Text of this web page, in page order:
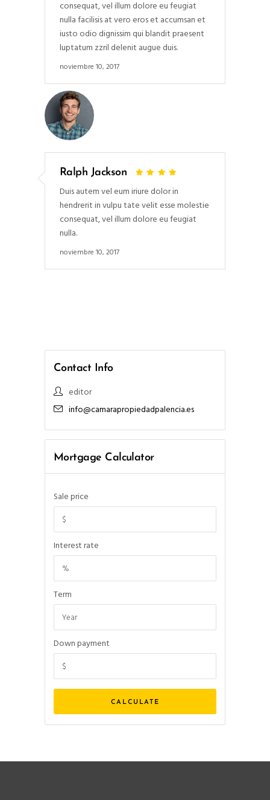
consequat, vel illum dolore eu feugiat
nulla facilisis at vero eros et accumsan et
iusto odio dignissim qui blandit praesent
luptatum zzril delenit augue duis.
noviembre 10, 2017
Ralph Jackson
Duis autem vel eum iriure dolor in
hendrerit in vulpu tate velit esse molestie
consequat, vel illum dolore eu feugiat
nulla.
noviembre 10, 2017
Contact Info
editor
info@camarapropiedadpalencia.es
Mortgage Calculator
Sale price
Interest rate
Term
Down payment